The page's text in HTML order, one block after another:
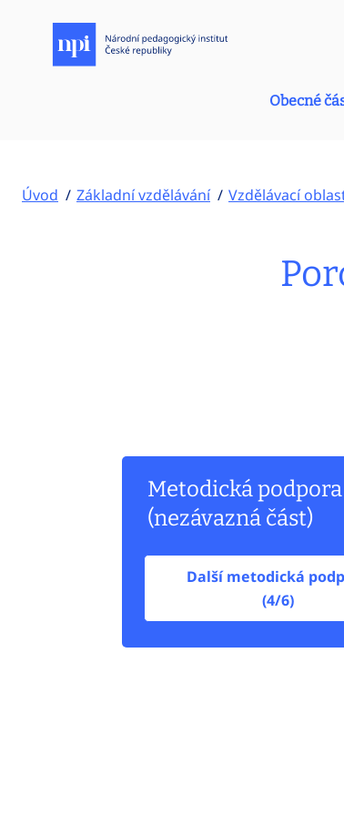
Obecné
Úvod Základní vzdělávání Vzdělávací
Metodická podpora
(nezávazná část)
Další metodická
(4/6)